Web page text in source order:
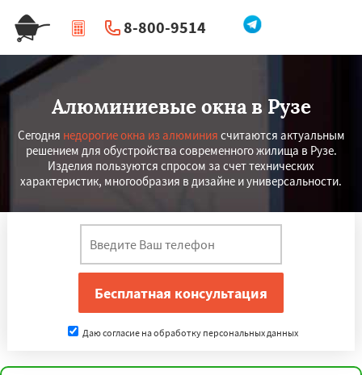
8-800-9514
| Перезвоните мне
Алюминиевые окна в Рузе
Сегодня недорогие окна из алюминия считаются актуальным
решением для обустройства современного жилища в Рузе.
Изделия пользуются спросом за счет технических
характеристик, многообразия в дизайне и универсальности.
Даю согласие на обработку персональных данных